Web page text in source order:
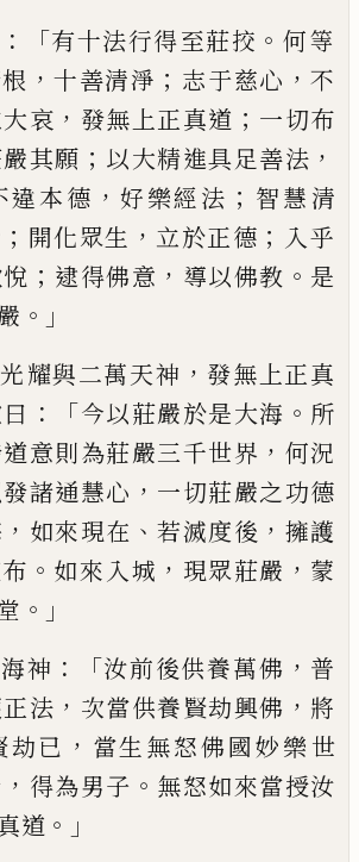
：「有十法行得至莊挍 。 何等
， 十善清淨 ； 志于慈心 ， 不
哀 ， 發無上正真道 ； 一切布
其願 ； 以大精進具足善法 ，
違本德 ， 好樂經法 ； 智慧清
； 開化眾生 ， 立於正德 ； 入乎
； 逮得佛意 ， 導以佛教 。 是
。」
耀與二萬天神 ， 發無上正真
： 「今以莊嚴於是大海 。 所
意則為莊嚴三千世界 ， 何況
發諸通慧心 ， 一切莊嚴之功德
， 如來現在 、 若滅度後 ， 擁護
。 如來 入城 ， 現眾莊嚴 ， 蒙
。」
海神 ：「汝前後供養萬佛 ， 普
法 ， 次當供養賢劫興佛 ， 將
劫已 ， 當生無怒佛國妙樂世
， 得為男子 。 無怒如來當授汝
道 。」